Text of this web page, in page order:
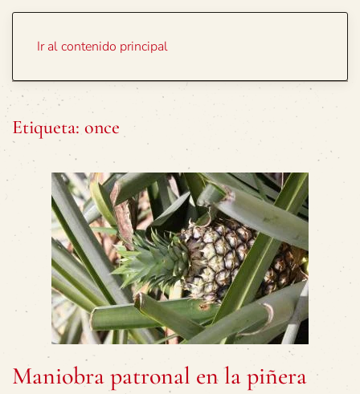
Ir al contenido principal
Etiqueta: once
Maniobra patronal en la piñera